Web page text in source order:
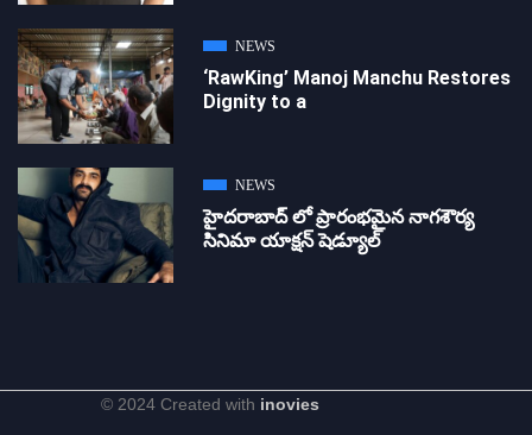
NEWS
‘RawKing’ Manoj Manchu Restores
Dignity to a
NEWS
హైదరాబాద్ లో ప్రారంభమైన నాగశౌర్య
సినిమా యాక్షన్ షెడ్యూల్
© 2024 Created with inovies